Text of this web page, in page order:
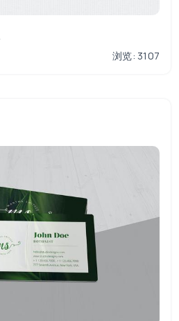
浏览: 3107